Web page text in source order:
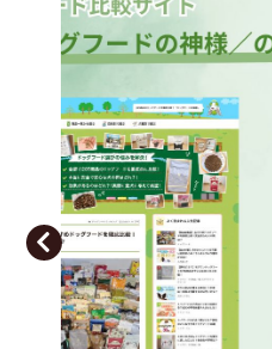
お知らせ 2023/06/30
毎日の一言（6月の